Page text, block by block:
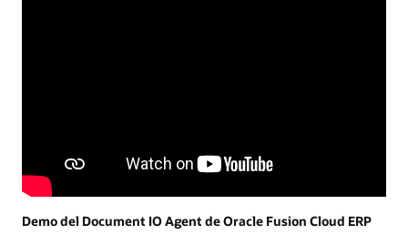
Demo del Document IO Agent de Oracle Fusion Cloud ERP